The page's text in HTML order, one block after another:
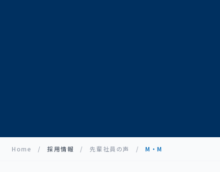
Home / 採用情報 / 先輩社員の声 / M・M